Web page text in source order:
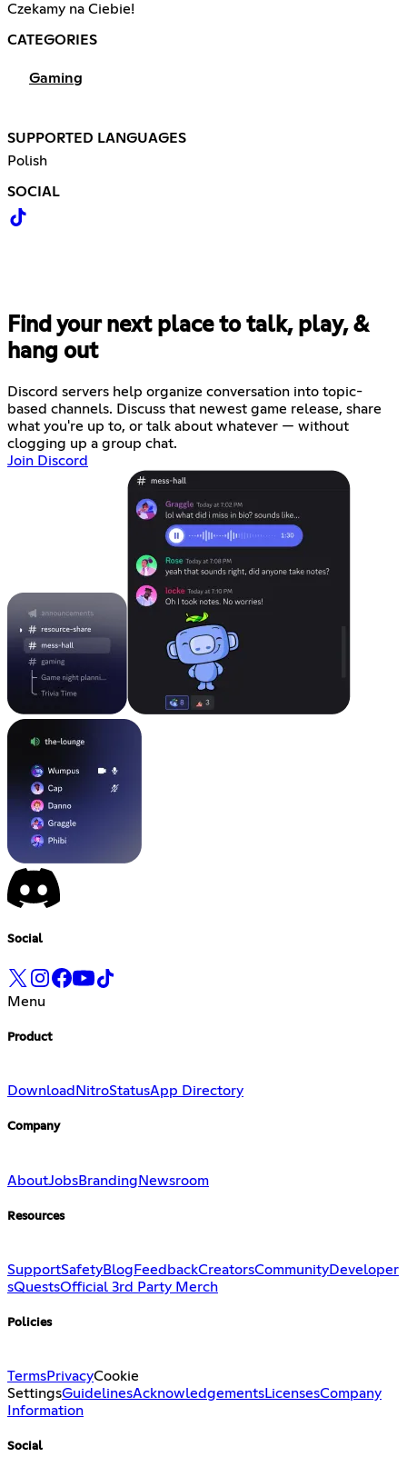
Czekamy na Ciebie!
CATEGORIES
Gaming
SUPPORTED LANGUAGES
Polish
SOCIAL
Find your next place to talk, play, &
hang out
Discord servers help organize conversation into topic-
based channels. Discuss that newest game release, share
what you're up to, or talk about whatever — without
clogging up a group chat.
Join Discord
Social
Menu
Product
Download NitroStatusApp Directory
Company
AboutJobsBrandingNewsroom
Resources
SupportSafetyBlog FeedbackCreatorsCommunityDeveloper
sQuestsOfficial 3rd Party Merch
Policies
TermsPrivacyCookie
SettingsGuidelinesAcknowledgementsLicensesCompany
Information
Social